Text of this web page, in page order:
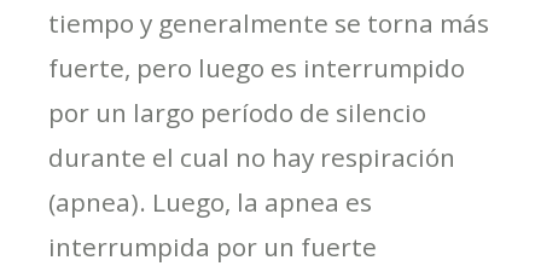
tiempo y generalmente se torna más
fuerte, pero luego es interrumpido
por un largo período de silencio
durante el cual no hay respiración
(apnea). Luego, la apnea es
interrumpida por un fuerte